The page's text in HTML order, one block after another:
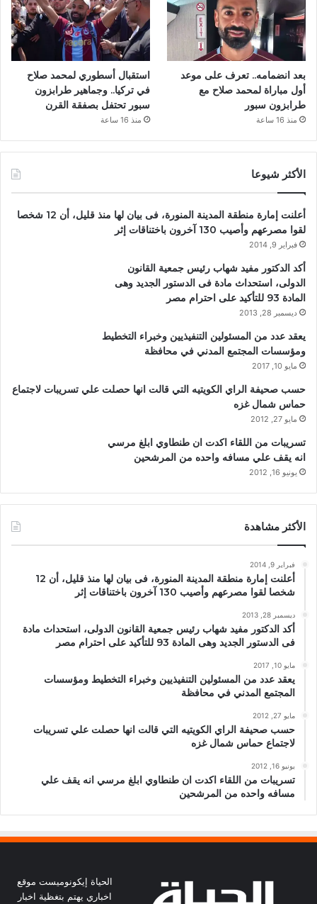
بعد انضمامه.. تعرف على موعد
أول مباراة لمحمد صلاح مع
طرابزون سبور
منذ 16 ساعة
استقبال أسطوري لمحمد صلاح
في تركيا.. وجماهير طرابزون
سبور تحتفل بصفقة القرن
منذ 16 ساعة
الأكثر شيوعا
أعلنت إمارة منطقة المدينة المنورة، فى بيان لها منذ قليل، أن 12 شخصا
لقوا مصرعهم وأصيب 130 آخرون باختناقات إثر
فبراير 9, 2014
أكد الدكتور مفيد شهاب رئيس جمعية القانون
الدولى، استحداث مادة فى الدستور الجديد وهى
المادة 93 للتأكيد على احترام مصر
ديسمبر 28, 2013
يعقد عدد من المسئولين التنفيذيين وخبراء التخطيط
ومؤسسات المجتمع المدني في محافظة
مايو 10, 2017
حسب صحيفة الراي الكويتيه التي قالت انها حصلت علي تسريبات لاجتماع
حماس شمال غزه
مايو 27, 2012
تسريبات من اللقاء اكدت ان طنطاوي ابلغ مرسي
انه يقف علي مسافه واحده من المرشحين
يونيو 16, 2012
الأكثر مشاهدة
فبراير 9, 2014
أعلنت إمارة منطقة المدينة المنورة، فى بيان لها منذ قليل، أن 12
شخصا لقوا مصرعهم وأصيب 130 آخرون باختناقات إثر
ديسمبر 28, 2013
أكد الدكتور مفيد شهاب رئيس جمعية القانون الدولى، استحداث مادة
فى الدستور الجديد وهى المادة 93 للتأكيد على احترام مصر
مايو 10, 2017
يعقد عدد من المسئولين التنفيذيين وخبراء التخطيط ومؤسسات
المجتمع المدني في محافظة
مايو 27, 2012
حسب صحيفة الراي الكويتيه التي قالت انها حصلت علي تسريبات
لاجتماع حماس شمال غزه
يونيو 16, 2012
تسريبات من اللقاء اكدت ان طنطاوي ابلغ مرسي انه يقف علي
مسافه واحده من المرشحين
الحياة إيكونوميست موقع
اخباري يهتم بتغظية اخبار